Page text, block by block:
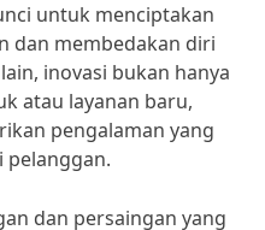
untuk menciptakan
dan membedakan diri
inovasi bukan hanya
atau layanan baru,
pengalaman yang
pelanggan.
dan persaingan yang